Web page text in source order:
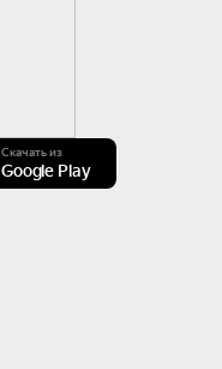
Скачать из
Google Play